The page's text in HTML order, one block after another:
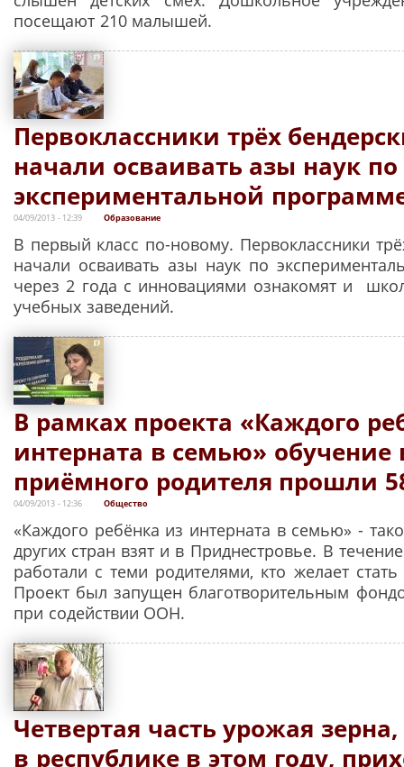
посещают 210 малышей.
Первоклассники трёх
начали осваивать азы наук по
экспериментальной
04/09/2013 - 12:39 Образование
В первый класс по-новому. Первоклассники
начали осваивать азы наук по
через 2 года с инновациями ознакомят и
учебных заведений.
В рамках проекта «Каждого
интерната в семью»
приёмного родителя прошли
04/09/2013 - 12:36 Общество
«Каждого ребёнка из интерната в семью» -
других стран взят и в Приднестровье. В
работали с теми родителями, кто желает
Проект был запущен благотворительным
при содействии ООН.
Четвертая часть урожая
в республике в этом году,